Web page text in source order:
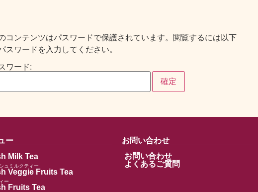
コンテンツはパスワードで保護されています。閲覧するには以下
スワードを入力してください。
ワード:
ー
Milk Tea
ュミルクティー
Veggie Fruits Tea
ー
Fruits Tea
お問い合わせ
お問い合わせ
よくあるご質問